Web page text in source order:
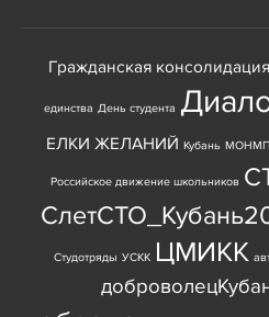
Гражданская консолидация
единства День студента
ЕЛКИ ЖЕЛАНИЙ Кубань
Российское движение школьников
Студотряды УСКК ЦМИКК